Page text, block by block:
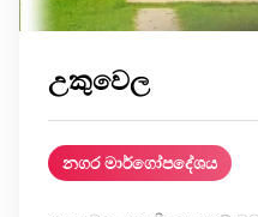
උකුවෙල
නගර මාර්ගෝපදේශය